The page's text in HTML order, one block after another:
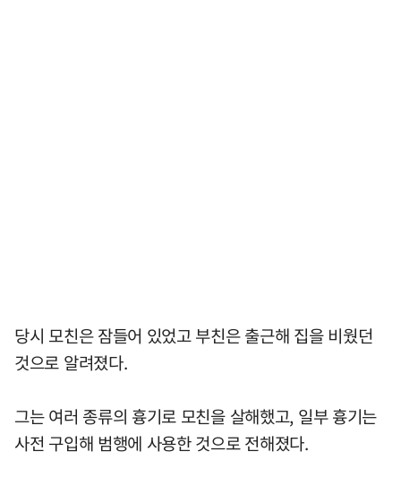
당시 모친은 잠들어 있었고 부친은 출근해 집을 비웠던
것으로 알려졌다.
그는 여러 종류의 흉기로 모친을 살해했고, 일부 흉기는
사전 구입해 범행에 사용한 것으로 전해졌다.